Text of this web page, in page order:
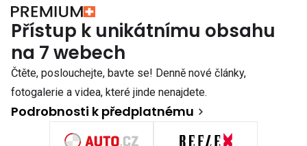
Přístup k unikátnímu obsahu
na 7 webech
Čtěte, poslouchejte, bavte se! Denně nové články,
fotogalerie a videa, které jinde nenajdete.
Podrobnosti k předplatnému